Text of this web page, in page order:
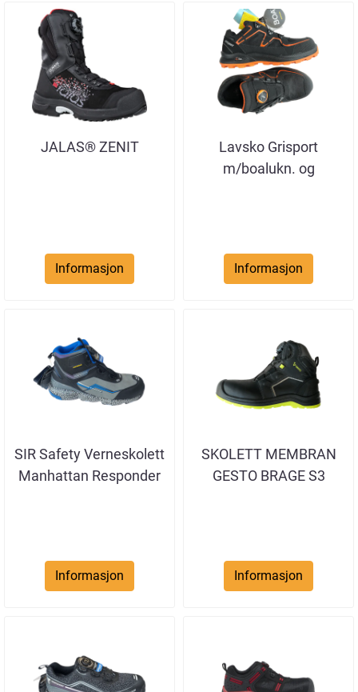
JALAS® ZENIT
Informasjon
Lavsko Grisport
m/boalukn. og
Informasjon
SIR Safety Verneskolett
Manhattan Responder
Informasjon
SKOLETT MEMBRAN
GESTO BRAGE S3
Informasjon